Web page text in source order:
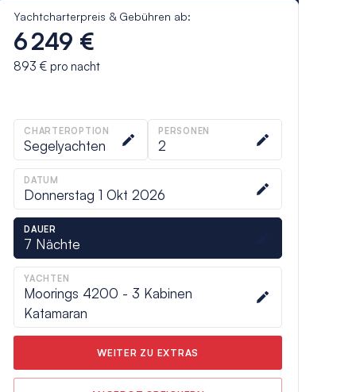
Yachtcharterpreis & Gebühren ab:
6 249 €
893 € pro nacht
CHARTEROPTION
Segelyachten
PERSONEN
2
DATUM
Donnerstag 1 Okt 2026
DAUER
7 Nächte
YACHTEN
Moorings 4200 - 3 Kabinen
Katamaran
WEITER ZU EXTRAS